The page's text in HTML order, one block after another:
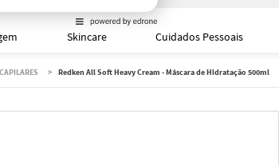
Skincare Cuidados Pessoais
Redken All Soft Heavy Cream - Máscara de Hidratação 500ml